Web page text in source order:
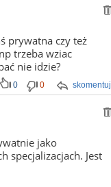
prywatna czy też
trzeba wziac
nie idzie?
skomentuj
0 0
jako
specjalizacjach. Jest